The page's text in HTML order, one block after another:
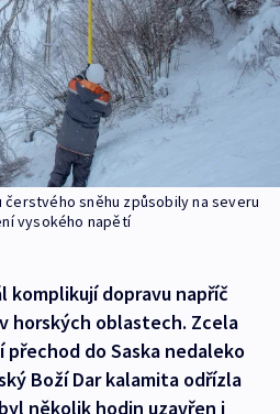
sněhu způsobily na severu
vysokého napětí
komplikují dopravu napříč
horských oblastech. Zcela
do Saska nedaleko
Boží Dar kalamita odřízla
několik hodin uzavřen i